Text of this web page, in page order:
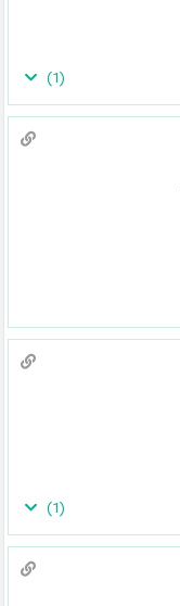
(
1
)
(
1
)